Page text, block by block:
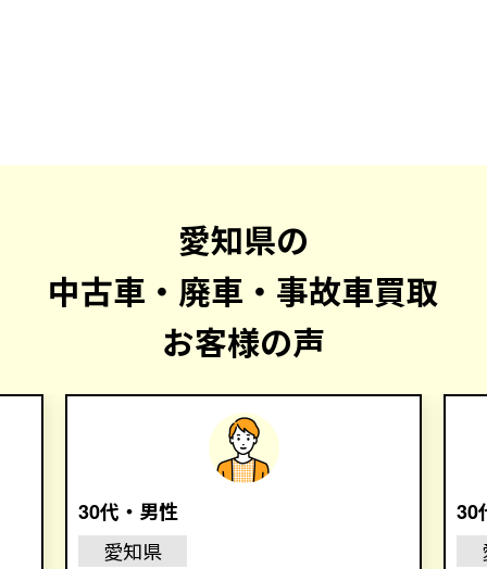
愛知県の
中古車・廃車・事故車買取
お客様の声
30代・男性
愛知県
30